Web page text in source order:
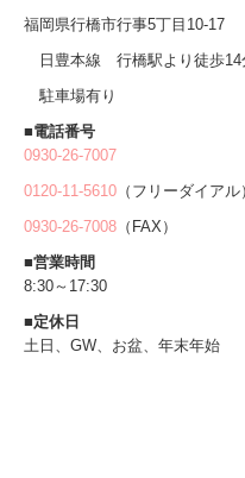
福岡県行橋市行事5丁目10-17
日豊本線 行橋駅より徒歩14
駐車場有り
■電話番号
0930-26-7007
0120-11-5610 （フリーダイアル
0930-26-7008 （FAX）
■営業時間
8:30～17:30
■定休日
土日、GW、お盆、年末年始